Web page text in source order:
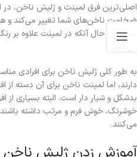
اصلی‌ترین فرق لمینت و ژلیش ناخن، در
ضخامت ناخن‌های شما تغییر می‌کند و
نمی‌شود. حال آنکه در لمینت علاوه بر
به طور کلی ژلیش ناخن برای افرادی
دارند، اما لمینت ناخن برای آن دسته
بدشکل و شیار دار است. البته بسیاری از
خوشرنگ، خوش فرم و مرتب داشته
می‌کنند.